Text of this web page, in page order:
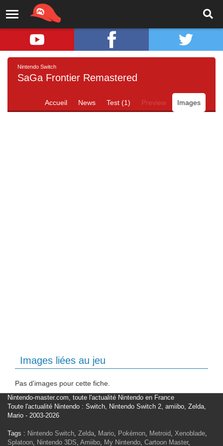
Nintendo Switch
SaGa Frontier Remastered
Accueil News Test (1) Preview Images
Images liées au jeu
Pas d'images pour cette fiche.
Nintendo-master.com, toute l'actualité Nintendo en France
Toute l'actualité Nintendo : Switch, Nintendo Switch 2, amiibo, Zelda,
Mario - 2003-2026
Tags : Nintendo Switch, Zelda, Mario, Pokémon, Metroid, Xenoblade,
Splatoon, Nintendo 3DS, Amiibo, My Nintendo, Cartoon Master,